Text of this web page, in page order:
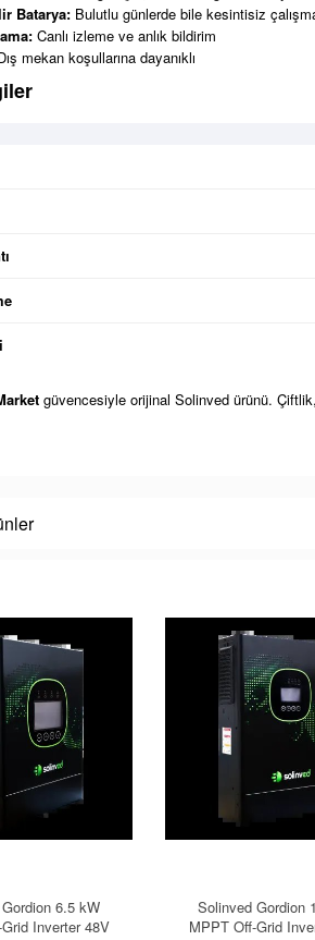
Batarya: Bulutlu günlerde bile kesintisiz
Canlı izleme ve anlık bildirim
mekan koşullarına dayanıklı
güvencesiyle orijinal Solinved ürünü.
6.5 kW
Inverter 48V
Solinved Gordion
MPPT Off-Grid